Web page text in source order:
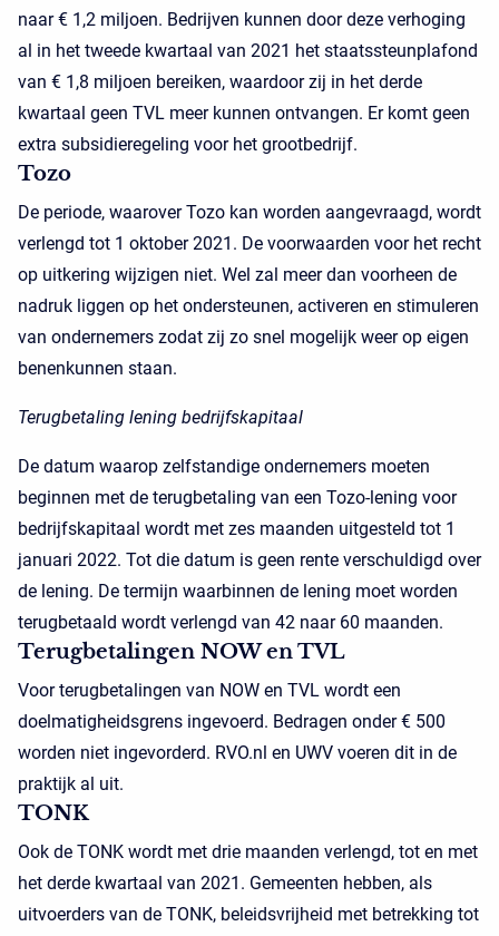
naar € 1,2 miljoen. Bedrijven kunnen door deze verhoging
al in het tweede kwartaal van 2021 het staatssteunplafond
van € 1,8 miljoen bereiken, waardoor zij in het derde
kwartaal geen TVL meer kunnen ontvangen. Er komt geen
extra subsidieregeling voor het grootbedrijf.
Tozo
De periode, waarover Tozo kan worden aangevraagd, wordt
verlengd tot 1 oktober 2021. De voorwaarden voor het recht
op uitkering wijzigen niet. Wel zal meer dan voorheen de
nadruk liggen op het ondersteunen, activeren en stimuleren
van ondernemers zodat zij zo snel mogelijk weer op eigen
benenkunnen staan.
Terugbetaling lening bedrijfskapitaal
De datum waarop zelfstandige ondernemers moeten
beginnen met de terugbetaling van een Tozo-lening voor
bedrijfskapitaal wordt met zes maanden uitgesteld tot 1
januari 2022. Tot die datum is geen rente verschuldigd over
de lening. De termijn waarbinnen de lening moet worden
terugbetaald wordt verlengd van 42 naar 60 maanden.
Terugbetalingen NOW en TVL
Voor terugbetalingen van NOW en TVL wordt een
doelmatigheidsgrens ingevoerd. Bedragen onder € 500
worden niet ingevorderd. RVO.nl en UWV voeren dit in de
praktijk al uit.
TONK
Ook de TONK wordt met drie maanden verlengd, tot en met
het derde kwartaal van 2021. Gemeenten hebben, als
uitvoerders van de TONK, beleidsvrijheid met betrekking tot